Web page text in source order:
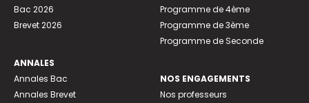
Bac 2026
Brevet 2026
ANNALES
Annales Bac
Annales Brevet
Programme de 4ème
Programme de 3ème
Programme de Seconde
NOS ENGAGEMENTS
Nos professeurs